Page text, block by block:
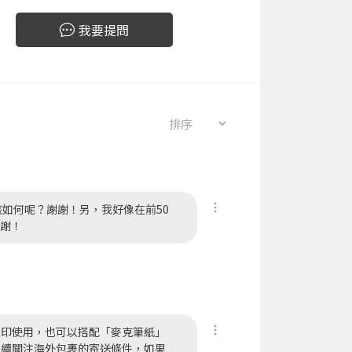
我要提問
何呢？謝謝！另，我好像在前50
！
使用，也可以搭配「麥克筆紙」
關注海外包裹的寄送條件，如果